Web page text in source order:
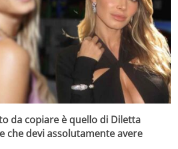
da copiare è quello di Diletta
che devi assolutamente avere